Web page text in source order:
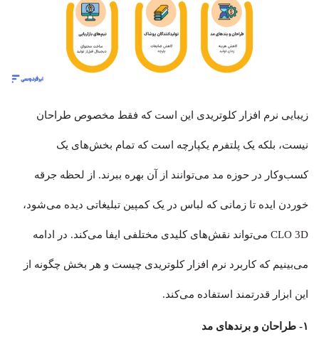
زیبایی نرم افزار کلوتریدی این است که فقط مخصوص طراحان
نیست، بلکه یک پلتفرم یکپارچه است که تمام بخش‌های یک
کسب‌وکار در حوزه مد می‌توانند از آن بهره ببرند. از لحظه جرقه
خوردن ایده تا زمانی که لباس در یک کمپین تبلیغاتی دیده می‌شود،
CLO 3D می‌تواند نقش‌های کلیدی مختلفی ایفا می‌کند. در ادامه
می‌بینیم که کاربرد نرم افزار کلوتریدی چیست و هر بخش چگونه از
این ابزار قدرتمند استفاده می‌کند.
۱- طراحان و برندهای مد